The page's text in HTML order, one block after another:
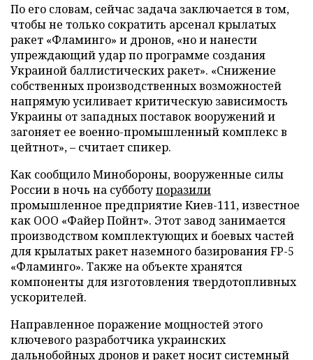
По его словам, сейчас задача заключается в том,
чтобы не только сократить арсенал крылатых
ракет «Фламинго» и дронов, «но и нанести
упреждающий удар по программе создания
Украиной баллистических ракет». «Снижение
собственных производственных возможностей
напрямую усиливает критическую зависимость
Украины от западных поставок вооружений и
загоняет ее военно-промышленный комплекс в
цейтнот», – считает спикер.
Как сообщило Минобороны, вооруженные силы
России в ночь на субботупоразили
промышленное предприятие Киев-111, известное
как ООО «Файер Пойнт». Этот завод занимается
производством комплектующих и боевых частей
для крылатых ракет наземного базирования FP-5
«Фламинго». Также на объекте хранятся
компоненты для изготовления твердотопливных
ускорителей.
Направленное поражение мощностей этого
ключевого разработчика украинских
дальнобойных дронов и ракет носит системный